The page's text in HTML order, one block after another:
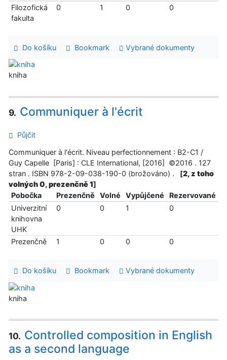
Filozofická
fakulta
0 1 0 0
Do košíku Bookmark Vybrané dokumenty
kniha
9. Communiquer à l'écrit
Půjčit
Communiquer à l'écrit. Niveau perfectionnement : B2-C1 /
Guy Capelle [Paris] : CLE International, [2016] ©2016 . 127
stran . ISBN 978-2-09-038-190-0 (brožováno) .
[2, z toho
volných 0, prezenčně 1]
Pobočka
Prezenčně Volné Vypůjčené
Rezervované
Univerzitní
knihovna
UHK
0 0 1 0
Prezenčně 1 0 0 0
Do košíku Bookmark Vybrané dokumenty
kniha
10. Controlled composition in English
as a second language